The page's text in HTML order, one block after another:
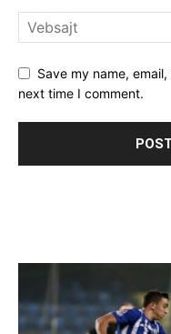
Save my name,
next time I comment.